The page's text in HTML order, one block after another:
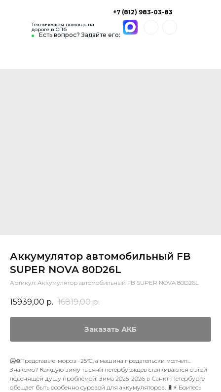
Есть вопрос? Задайте его:
+7 (812) 983-03-83
Техническая помощь на
дороге в СПб
Аккумулятор автомобильный FB
SUPER NOVA 80D26L
Артикул: Аккумулятор автомобильный FB SUPER NOVA 80D26L
15939,00 р. 16819,00 р.
Заказать АКБ
🥶❄️Представьте: мороз -25°C, а машина предательски молчит…
Знакомо? Каждую зиму тысячи петербуржцев сталкиваются с этой
леденящей душу проблемой! Зима 2025-2026 в Санкт-Петербурге
обещает быть особенно суровой для аккумуляторов. 🔋⚡ Боитесь